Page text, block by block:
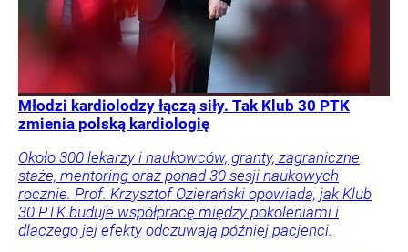
Młodzi kardiolodzy łączą siły. Tak Klub 30 PTK
zmienia polską kardiologię
Około 300 lekarzy i naukowców, granty, zagraniczne
staże, mentoring oraz ponad 30 sesji naukowych
rocznie. Prof. Krzysztof Ozierański opowiada, jak Klub
30 PTK buduje współpracę między pokoleniami i
dlaczego jej efekty odczuwają później pacjenci.